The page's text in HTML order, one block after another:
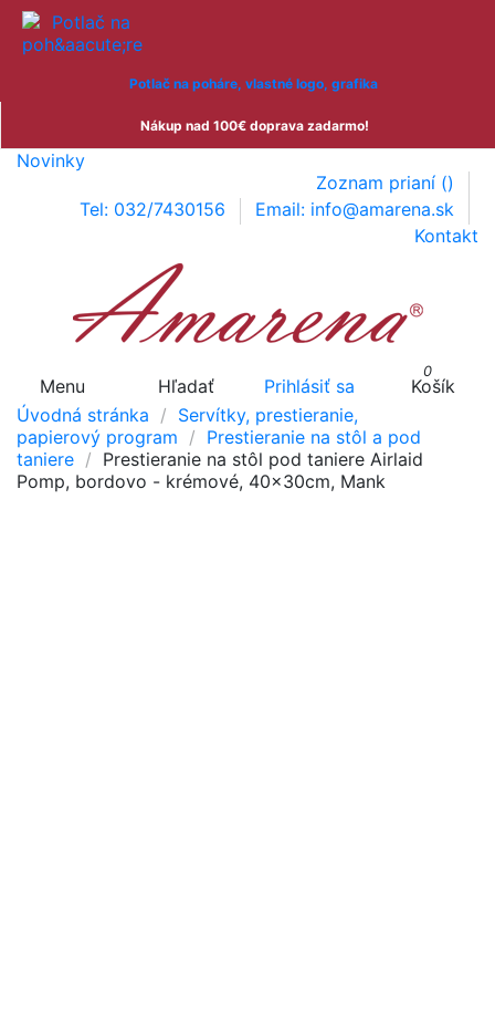
Potlač na poháre, vlastné logo, grafika
Nákup nad 100€ doprava zadarmo!
Novinky
Zoznam prianí ()
Tel: 032/7430156
Email: info@amarena.sk
Kontakt
Menu Hľadať Prihlásiť sa
0
Košík
Úvodná stránka
Servítky, prestieranie,
papierový program
Prestieranie na stôl a pod
taniere
Prestieranie na stôl pod taniere Airlaid
Pomp, bordovo - krémové, 40x30cm, Mank